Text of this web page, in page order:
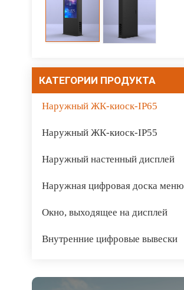
КАТЕГОРИИ ПРОДУКТА
Наружный ЖК-киоск-IP65
Наружный ЖК-киоск-IP55
Наружный настенный дисплей
Наружная цифровая доска меню
Окно, выходящее на дисплей
Внутренние цифровые вывески